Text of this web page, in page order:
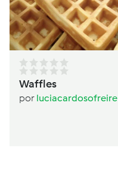
Waffles
por luciacardosofreire